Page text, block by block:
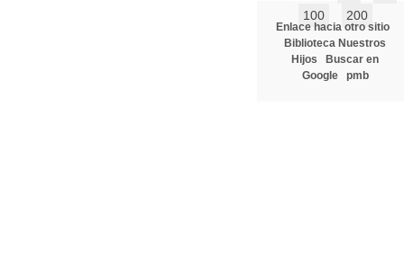
100
200
Enlace hacia otro sitio
Biblioteca Nuestros
Hijos
Buscar en
Google
pmb